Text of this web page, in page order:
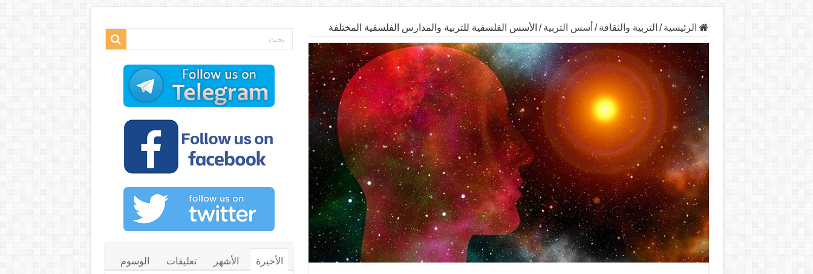
الرئيسية / التربية والثقافة / أسس التربية / الأسس الفلسفية للتربية والمدارس الفلسفية المختلفة
الأخيرة الأشهر تعليقات الوسوم